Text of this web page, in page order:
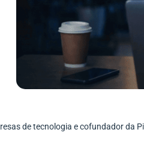
de tecnologia e cofundador da